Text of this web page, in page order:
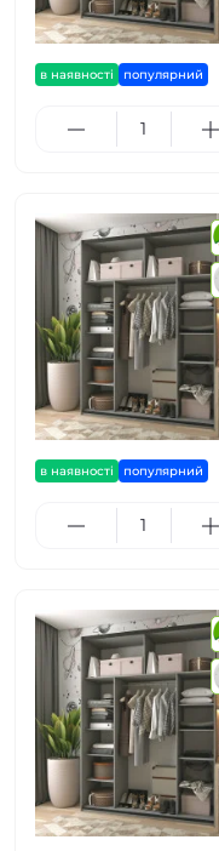
в наявності популярний
в наявності популярний